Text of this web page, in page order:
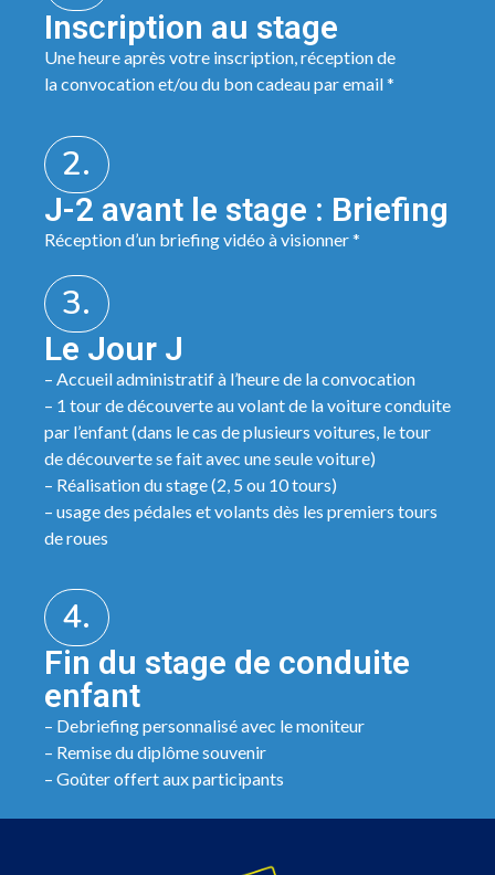
Inscription au stage
Une heure après votre inscription, réception de
la convocation et/ou du bon cadeau par email *
2.
J-2 avant le stage : Briefing
Réception d’un briefing vidéo à visionner *
3.
Le Jour J
– Accueil administratif à l’heure de la convocation
– 1 tour de découverte au volant de la voiture conduite
par l’enfant (dans le cas de plusieurs voitures, le tour
de découverte se fait avec une seule voiture)
– Réalisation du stage (2, 5 ou 10 tours)
– usage des pédales et volants dès les premiers tours
de roues
4.
Fin du stage de conduite
enfant
– Debriefing personnalisé avec le moniteur
– Remise du diplôme souvenir
– Goûter offert aux participants